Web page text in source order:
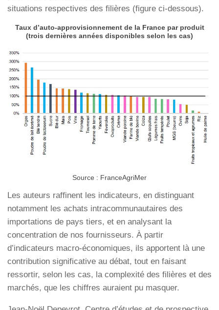
situations respectives des filières (figure ci-dessous).
Taux d’auto-approvisionnement de la France par produit
(trois dernières années disponibles selon les cas)
Source : FranceAgriMer
Les auteurs raffinent les indicateurs, en distinguant
notamment les achats intracommunautaires des
importations de pays tiers, et en analysant la
concentration de nos fournisseurs. À partir
d’indicateurs macro-économiques, ils apportent là une
contribution significative au débat, tout en faisant
ressortir, selon les cas, la complexité des filières et des
marchés, que les chiffres auraient pu masquer.